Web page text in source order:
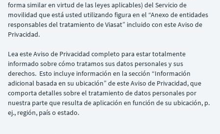
forma similar en virtud de las leyes aplicables) del Servicio de
movilidad que está usted utilizando figura en el “Anexo de entidades
responsables del tratamiento de Viasat” incluido con este Aviso de
Privacidad.
Lea este Aviso de Privacidad completo para estar totalmente
informado sobre cómo tratamos sus datos personales y sus
derechos. Esto incluye información en la sección “Información
adicional basada en su ubicación” de este Aviso de Privacidad, que
comporta detalles sobre el tratamiento de datos personales por
nuestra parte que resulta de aplicación en función de su ubicación, p.
ej., región, país o estado.